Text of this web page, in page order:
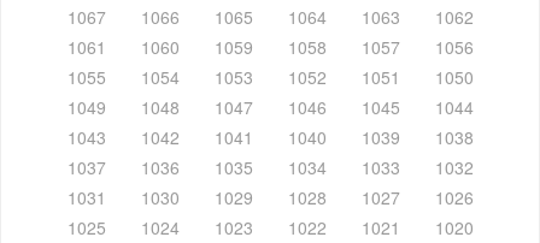
1067
1066 1065 1064 1063
1062
1061
1060 1059 1058 1057
1056
1055
1054 1053 1052 1051
1050
1049
1048 1047 1046 1045
1044
1043
1042 1041 1040 1039
1038
1037
1036 1035 1034 1033
1032
1031
1030 1029 1028 1027
1026
1025
1024 1023 1022 1021
1020